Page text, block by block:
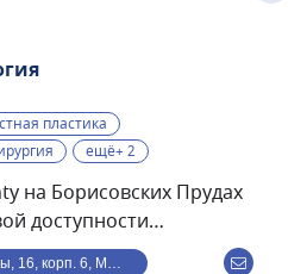
пластика
ещё+ 2
на Борисовских Прудах
доступности
16, корп. 6, Москва, Россия